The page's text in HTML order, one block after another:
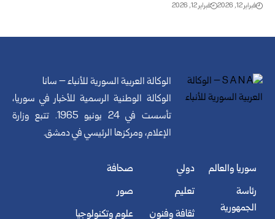
فبراير 12, 2026 فبراير 12, 2026
الوكالة العربية السورية للأنباء – سانا
الوكالة الوطنية الرسمية للأخبار في سوريا،
تأسست في 24 يونيو 1965. تتبع وزارة
الإعلام، ومركزها الرئيسي في دمشق.
سوريا والعالم
رئاسة
الجمهورية
دولي
تعليم
ثقافة وفنون
صحافة
صور
علوم وتكنولوجيا